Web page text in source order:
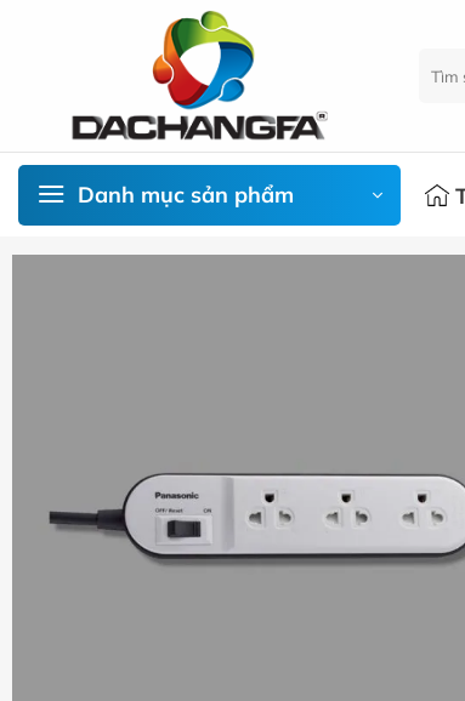
kiếm:
Danh mục sản phẩm